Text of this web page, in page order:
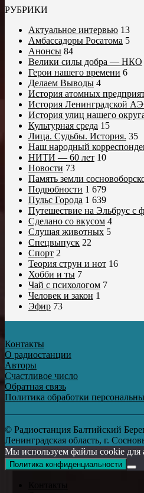
РУБРИКИ
Актуальное интервью 13
Амбассадоры Росатома 5
Анонсы 84
Велики силы добра — НКО
Герои нашего времени 6
Делаем Выводы 4
История атомных
История Ленинградской
История улиц нашего
Культурная среда 15
Лица. Судьбы. История. 35
Наш народный
НИТИ — 60 лет 10
Новости 73
Память земли
Подробности 1 679
Пульс Города 1 639
Путешествие на Эльбрус с
Сделано со вкусом 4
Слушая животных 5
Спецвыпуск 22
Спорт 2
Теория струн и нот 16
Хобби и ты 7
Чай с психологом 7
Человек и закон 1
Эфир 73
Контакты
О радиостанции
Авторы
Счастливое число
Обратная связь
Политика обработки
© Радиостанция Балтийский
Ленинградская область, г.
Мы используем файлы cookie для
Политика конфиденциальности